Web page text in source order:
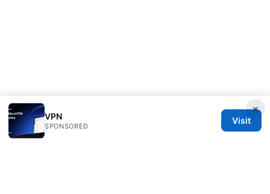
×
VPN
SPONSORED
Visit